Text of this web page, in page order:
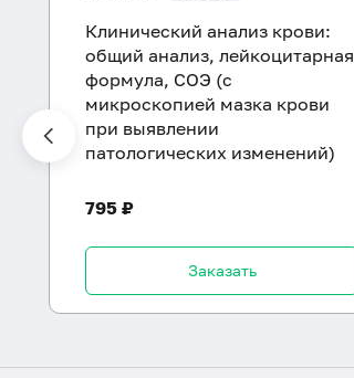
Клинический анализ крови:
общий анализ, лейкоцитарная
формула, СОЭ (с
микроскопией мазка крови
при выявлении
патологических изменений)
795 ₽
Заказать